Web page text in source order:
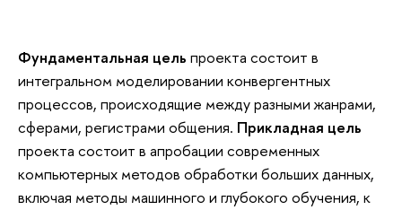
Фундаментальная цель проекта состоит в
интегральном моделировании конвергентных
процессов, происходящие между разными жанрами,
сферами, регистрами общения. Прикладная цель
проекта состоит в апробации современных
компьютерных методов обработки больших данных,
включая методы машинного и глубокого обучения, к